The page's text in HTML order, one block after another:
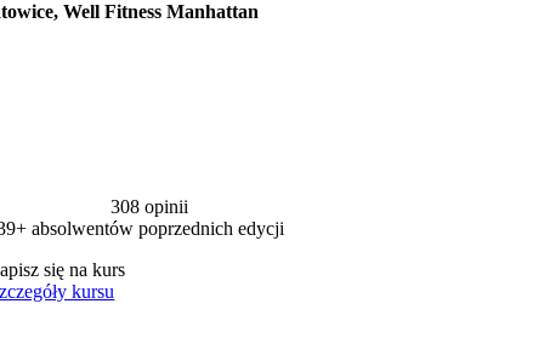
Well Fitness Manhattan
308 opinii
absolwentów poprzednich edycji
się na kurs
kursu